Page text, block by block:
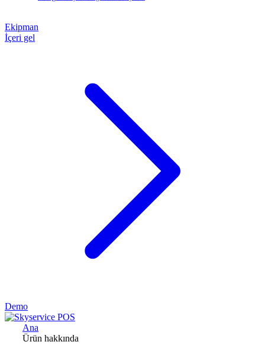
Ekipman
İçeri gel
Demo
Ana
Ürün hakkında